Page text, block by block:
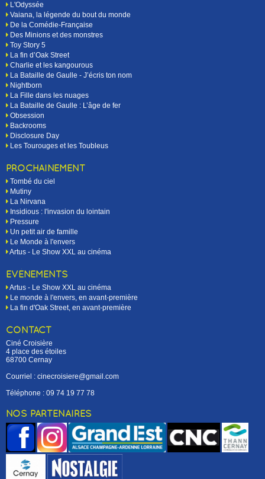
L'Odyssée
Vaiana, la légende du bout du monde
De la Comédie-Française
Des Minions et des monstres
Toy Story 5
La fin d’Oak Street
Charlie et les kangourous
La Bataille de Gaulle - J’écris ton nom
Nightborn
La Fille dans les nuages
La Bataille de Gaulle : L’âge de fer
Obsession
Backrooms
Disclosure Day
Les Tourouges et les Toubleus
PROCHAINEMENT
Tombé du ciel
Mutiny
La Nirvana
Insidious : l'invasion du lointain
Pressure
Un petit air de famille
Le Monde à l'envers
Artus - Le Show XXL au cinéma
EVÉNEMENTS
Artus - Le Show XXL au cinéma
Le monde à l'envers, en avant-première
La fin d'Oak Street, en avant-première
CONTACT
Ciné Croisière
4 place des étoiles
68700 Cernay
Courriel : cinecroisiere@gmail.com
Téléphone : 09 74 19 77 78
NOS PARTENAIRES